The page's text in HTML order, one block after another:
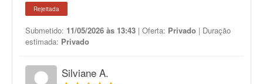
Rejeitada
Submetido: 11/05/2026 às 13:43 | Oferta: Privado | Duração
estimada: Privado
Silviane A.